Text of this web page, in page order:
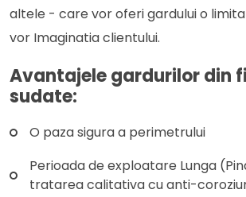
altele - care vor oferi gardului o
vor Imaginatia clientului.
Avantajele gardurilor din
sudate:
O paza sigura a perimetrului
Perioada de exploatare Lunga
tratarea calitativa cu anti-